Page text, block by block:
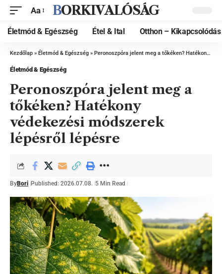
Aa BORKIVALÓSÁG
Életmód & Egészség Étel & Ital Otthon – Kikapcsolódás
Kezdőlap » Életmód & Egészség » Peronoszpóra jelent meg a tőkéken? Hatékony védekezési módszerek lépésről lépésre
Életmód & Egészség
Peronoszpóra jelent meg a
tőkéken? Hatékony
védekezési módszerek
lépésről lépésre
ByBori Published: 2026.07.08. 5 Min Read